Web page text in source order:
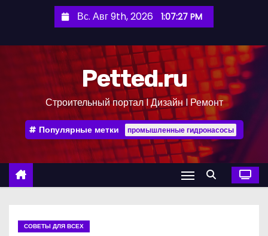
е
Вс. Авг 9th, 2026 1:07:28 PM
Petted.ru
Строительный портал l Дизайн l Ремонт
Популярные метки промышленные гидронасосы
СОВЕТЫ ДЛЯ ВСЕХ